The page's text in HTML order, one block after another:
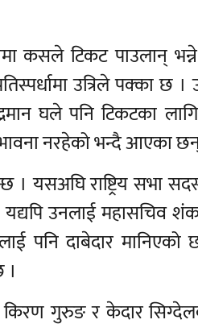
कसले टिकट पाउलान्
उत्रिले पक्का छ
घले पनि टिकटका
नरहेको भन्दै आएका
यसअघि राष्ट्रिय सभा
यद्यपि उनलाई महासचिव
पनि दाबेदार
गुरुङ र केदार